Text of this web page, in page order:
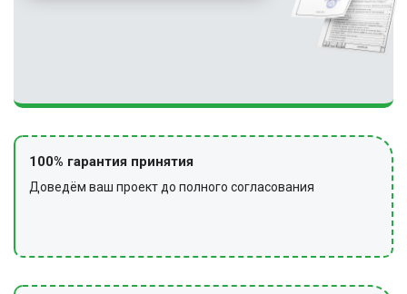
100% гарантия принятия
Доведём ваш проект до полного согласования